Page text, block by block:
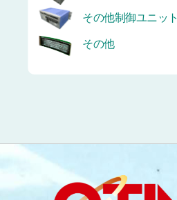
その他制御ユニット
その他